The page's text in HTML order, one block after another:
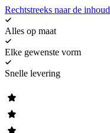
Rechtstreeks naar de inhoud
Alles op maat
Elke gewenste vorm
Snelle levering